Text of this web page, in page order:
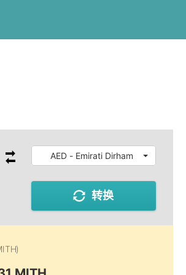
AED - Emirati Dirham
转换